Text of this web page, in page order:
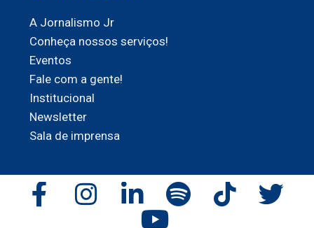
A Jornalismo Jr
Conheça nossos serviços!
Eventos
Fale com a gente!
Institucional
Newsletter
Sala de imprensa